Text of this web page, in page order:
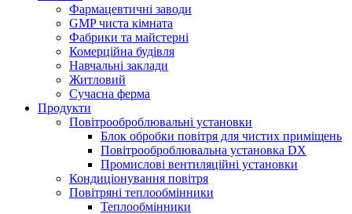
Фармацевтичні заводи
GMP чиста кімната
Фабрики та майстерні
Комерційна будівля
Навчальні заклади
Житловий
Сучасна ферма
Продукти
Повітрооброблювальні установки
Блок обробки повітря для чистих приміщень
Повітрооброблювальна установка DX
Промислові вентиляційні установки
Кондиціонування повітря
Повітряні теплообмінники
Теплообмінники